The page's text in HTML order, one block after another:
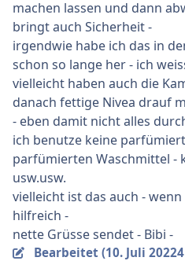
machen lassen und dann
bringt auch Sicherheit -
irgendwie habe ich das in
schon so lange her - ich
vielleicht haben auch die
danach fettige Nivea drauf
- eben damit nicht alles
ich benutze keine
parfümierten Waschmittel -
usw.usw.
vielleicht ist das auch -
hilfreich -
nette Grüsse sendet - Bibi -
Bearbeitet (10. Juli 2022